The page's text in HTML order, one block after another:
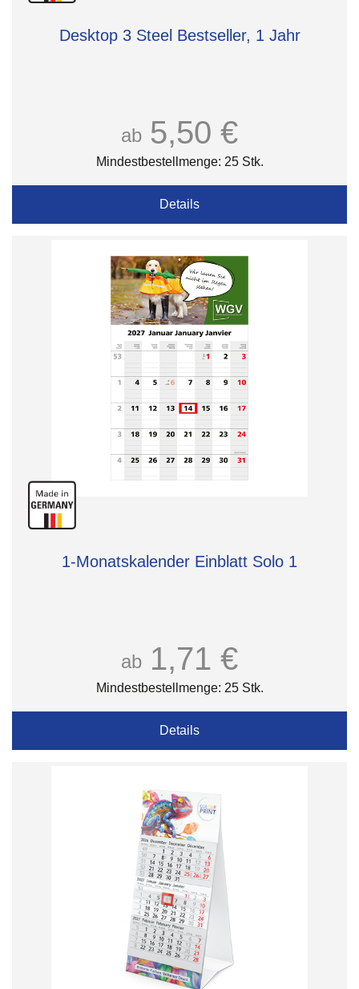
Desktop 3 Steel Bestseller, 1 Jahr
ab 5,50 €
Mindestbestellmenge: 25 Stk.
Details
1-Monatskalender Einblatt Solo 1
ab 1,71 €
Mindestbestellmenge: 25 Stk.
Details